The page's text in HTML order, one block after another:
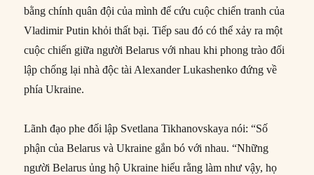
bằng chính quân đội của mình để cứu cuộc chiến tranh của
Vladimir Putin khỏi thất bại. Tiếp sau đó có thể xảy ra một
cuộc chiến giữa người Belarus với nhau khi phong trào đối
lập chống lại nhà độc tài Alexander Lukashenko đứng về
phía Ukraine.
Lãnh đạo phe đối lập Svetlana Tikhanovskaya nói: “Số
phận của Belarus và Ukraine gắn bó với nhau. “Những
người Belarus ủng hộ Ukraine hiểu rằng làm như vậy, họ